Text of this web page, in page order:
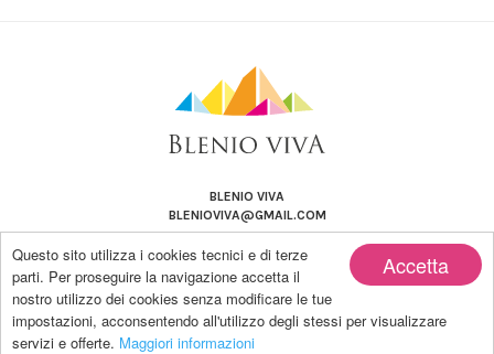
Accetta
Questo sito utilizza i cookies tecnici e di terze
parti. Per proseguire la navigazione accetta il
nostro utilizzo dei cookies senza modificare le tue
impostazioni, acconsentendo all'utilizzo degli stessi per visualizzare
servizi e offerte. Maggiori informazioni
BLENIO VIVA
BLENIOVIVA@GMAIL.COM
Copyright by BLENIO VIVA | Powered by Blanco-LAB